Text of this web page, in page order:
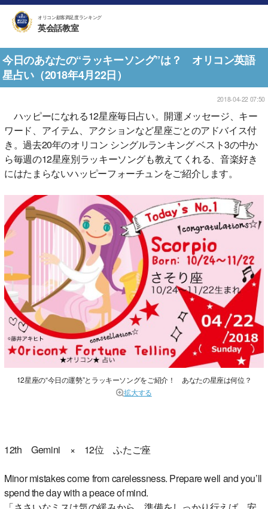
オリコン顧客満足度ランキング
英会話教室
今日のあなたの“ラッキーソング”は？ オリコン英語
星占い（2018年4月22日）
2018-04-22 07:50
ハッピーになれる12星座毎日占い。開運メッセージ、キー
ワード、アイテム、アクションなど星座ごとのアドバイス付
き。過去20年のオリコン シングルランキング ベスト3の中か
ら毎週の12星座別ラッキーソングも教えてくれる、音楽好き
にはたまらないハッピーフォーチュンをご紹介します。
12星座の“今日の運勢”とラッキーソングをご紹介！ あなたの星座は何位？
拡大する
12th Gemini × 12位 ふたご座
Minor mistakes come from carelessness. Prepare well and you’ll
spend the day with a peace of mind.